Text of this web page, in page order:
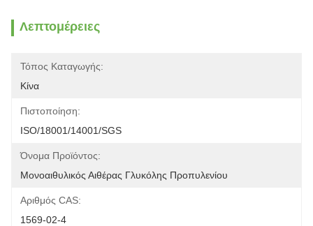
Λεπτομέρειες
Τόπος Καταγωγής:
Κίνα
Πιστοποίηση:
ISO/18001/14001/SGS
Όνομα Προϊόντος:
Μονοαιθυλικός Αιθέρας Γλυκόλης Προπυλενίου
Αριθμός CAS:
1569-02-4